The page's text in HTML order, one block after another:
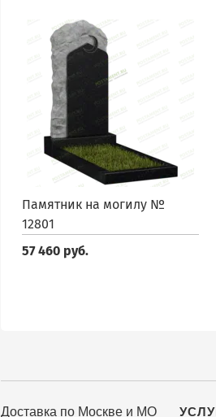
Памятник на могилу №
12801
57 460 руб.
Доставка по Москве и МО